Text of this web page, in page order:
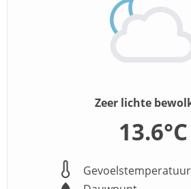
Zeer lichte
13.6°C
Gevoelstemperatuur